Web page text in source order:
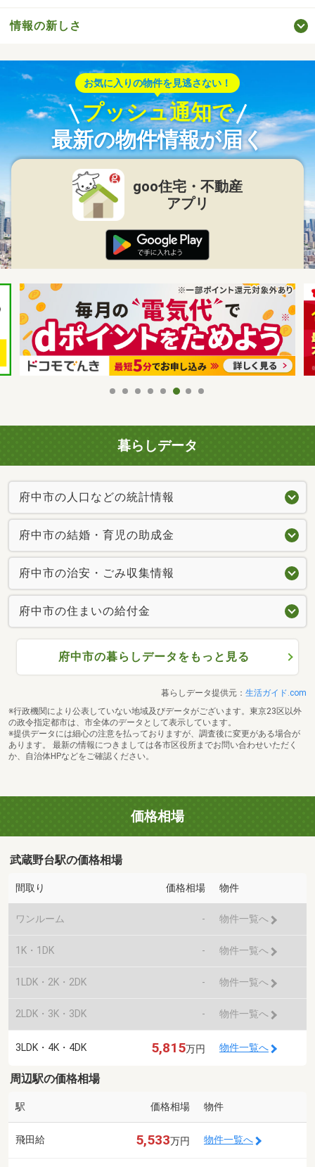
情報の新しさ
お気に入りの物件を見逃さない！
プッシュ通知で
最新の物件情報が届く
goo住宅・不動産
アプリ
暮らしデータ
府中市の人口などの統計情報
府中市の結婚・育児の助成金
府中市の治安・ごみ収集情報
府中市の住まいの給付金
府中市の暮らしデータをもっと見る
暮らしデータ提供元： 生活ガイド.com
※行政機関により公表していない地域及びデータがございます。東京23区以外
の政令指定都市は、市全体のデータとして表示しています。
※提供データには細心の注意を払っておりますが、調査後に変更がある場合が
あります。 最新の情報につきましては各市区役所までお問い合わせいただく
か、自治体HPなどをご確認ください。
価格相場
武蔵野台駅の価格相場
間取り 価格相場 物件
ワンルーム - 物件一覧へ
1K・1DK - 物件一覧へ
1LDK・2K・2DK - 物件一覧へ
2LDK・3K・3DK - 物件一覧へ
3LDK・4K・4DK 5,815万円 物件一覧へ
周辺駅の価格相場
駅 価格相場 物件
飛田給 5,533万円 物件一覧へ